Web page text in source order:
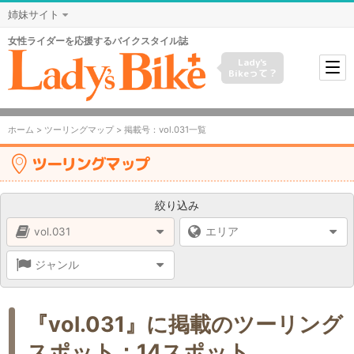
姉妹サイト
女性ライダーを応援するバイクスタイル誌
Lady's
Bikeって？
ホーム > ツーリングマップ > 掲載号：vol.031一覧
ツーリングマップ
絞り込み
vol.031 エリア
ジャンル
『vol.031』に掲載のツーリング